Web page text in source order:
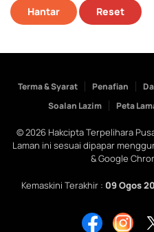
Hantar Reset
Terma & Syarat Penafian
Soalan Lazim
Peta
©2026 Hakcipta Terpelihara
Laman ini sesuai dipapar
& Google
Kemaskini Terakhir : 09 Ogos